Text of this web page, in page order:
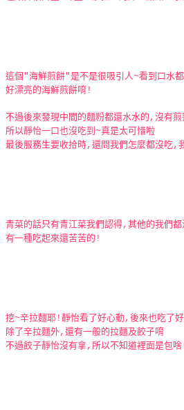
這個"海鮮煎餅"是不是很吸引人~看到口水
好漂亮的海鮮煎餅唷!
不過後來發現中間的麵粉都還水水的,沒有煎
所以靜怡一口也沒吃到~真是太可惜啦
最後服務生要收拾時,還問我們怎麼都沒吃,
青菜的話只有青江菜我們認得,其他的我們都
有一種吃起來還苦苦的!
挖~辛拉麵耶!靜怡看了好心動,後來也吃了
除了辛拉麵外,還有一般的拉麵及餃子唷
不過餃子靜怡沒有拿,所以不知道裡面是包